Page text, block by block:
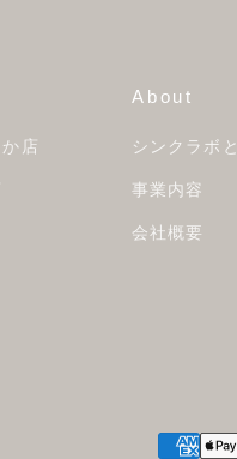
店
About
シンクラボ
事業内容
会社概要